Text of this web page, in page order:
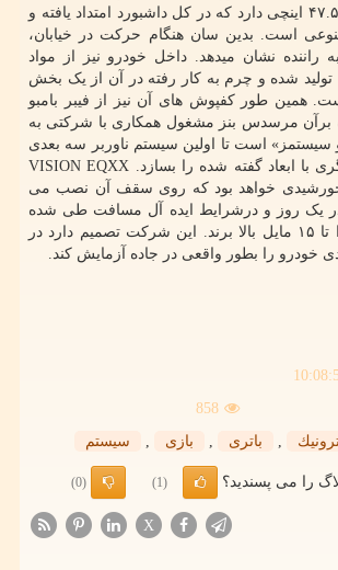
نمایشگری یکپارچه ۴۷.۵ اینچی دارد که در کل داشبورد امتداد یافته و
است. بدین سان هنگام حرکت در خیابان،
راننده نشان میدهد. داخل خودرو نیز از مواد
شده و چرم به کار رفته در آن از یک بخش
همین طور کفپوش های آن نیز از فیبر بامبو
برآن مرسدس بنز مشغول همکاری با شرکتی به
سیستمز» است تا اولین سیستم ناوربر سه بعدی
واقعی برای نمایشگری با ابعاد گفته شده را بسازد. VISION EQXX
۱۱۷ پنل خورشیدی خواهد بود که روی سقف آن نصب می
در یک روز و درشرایط ایده آل مسافت طی شده
به ازای هر شارژ را تا ۱۵ مایل بالا برند. این شرکت تصمیم دارد در
خودرو را بطور واقعی در جاده آزمایش کند.
858
باتری بازی سیستم
را می پسندید؟ (1)
(0)
X